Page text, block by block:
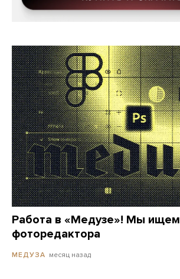
Работа в «Медузе»! Мы ищем
фоторедактора
МЕДУЗА месяц назад